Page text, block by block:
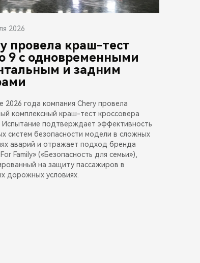
2026
провела краш-тест
9 с одновременными
и задним
2026 года компания Chery провела
комплексный краш-тест кроссовера
Испытание подтверждает эффективность
систем безопасности модели в сложных
аварий и отражает подход бренда
Family» («Безопасность для семьи»),
на защиту пассажиров в
дорожных условиях.